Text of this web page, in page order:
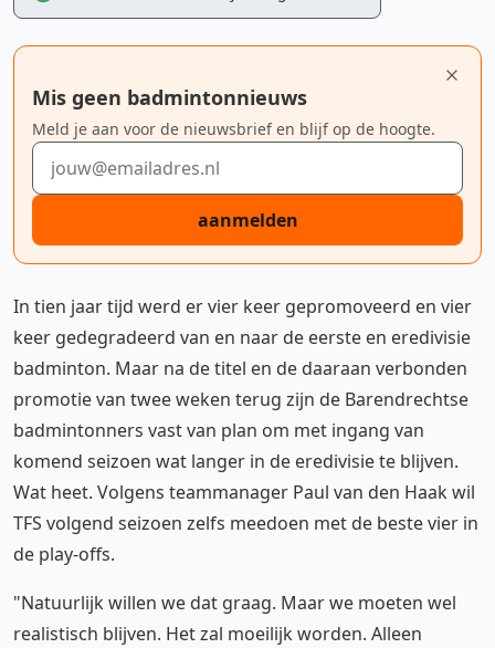
Mis geen badmintonnieuws
Meld je aan voor de nieuwsbrief en blijf op de hoogte.
E-mailadres
aanmelden
In tien jaar tijd werd er vier keer gepromoveerd en vier
keer gedegradeerd van en naar de eerste en eredivisie
badminton. Maar na de titel en de daaraan verbonden
promotie van twee weken terug zijn de Barendrechtse
badmintonners vast van plan om met ingang van
komend seizoen wat langer in de eredivisie te blijven.
Wat heet. Volgens teammanager Paul van den Haak wil
TFS volgend seizoen zelfs meedoen met de beste vier in
de play-offs.
"Natuurlijk willen we dat graag. Maar we moeten wel
realistisch blijven. Het zal moeilijk worden. Alleen